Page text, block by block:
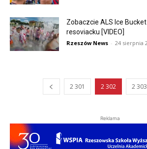
Zobaczcie ALS Ice
resoviacku [VIDEO]
Rzeszów News - 24 sierpnia
2 301 2 302 2 303
Reklama